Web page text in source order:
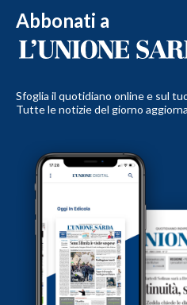
Abbonati a
Sfoglia il quotidiano online e sul
Tutte le notizie del giorno